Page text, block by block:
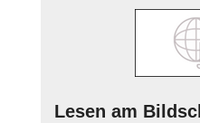
Lesen am